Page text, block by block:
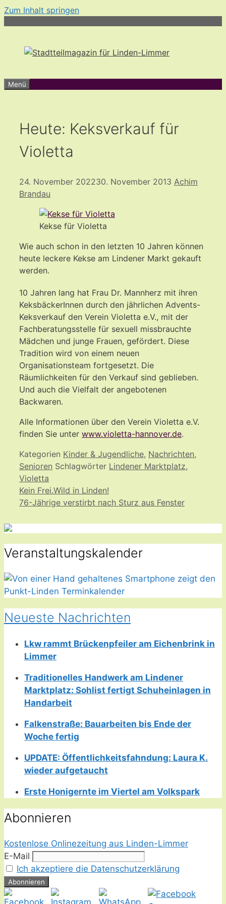
Zum Inhalt springen
Menü
Heute: Keksverkauf für
Violetta
24. November 202230. November 2013 Achim
Brandau
Kekse für Violetta
Wie auch schon in den letzten 10 Jahren können
heute leckere Kekse am Lindener Markt gekauft
werden.
10 Jahren lang hat Frau Dr. Mannherz mit ihren
KeksbäckerInnen durch den jährlichen Advents-
Keksverkauf den Verein Violetta e.V., mit der
Fachberatungsstelle für sexuell missbrauchte
Mädchen und junge Frauen, gefördert. Diese
Tradition wird von einem neuen
Organisationsteam fortgesetzt. Die
Räumlichkeiten für den Verkauf sind geblieben.
Und auch die Vielfalt der angebotenen
Backwaren.
Alle Informationen über den Verein Violetta e.V.
finden Sie unter www.violetta-hannover.de.
Kategorien Kinder & Jugendliche, Nachrichten,
Senioren Schlagwörter Lindener Marktplatz,
Violetta
Kein Frei.Wild in Linden!
76-Jährige verstirbt nach Sturz aus Fenster
Veranstaltungskalender
Neueste Nachrichten
Lkw rammt Brückenpfeiler am Eichenbrink in
Limmer
Traditionelles Handwerk am Lindener
Marktplatz: Sohlist fertigt Schuheinlagen in
Handarbeit
Falkenstraße: Bauarbeiten bis Ende der
Woche fertig
UPDATE: Öffentlichkeitsfahndung: Laura K.
wieder aufgetaucht
Erste Honigernte im Viertel am Volkspark
Abonnieren
Kostenlose Onlinezeitung aus Linden-Limmer
E-Mail
Ich akzeptiere die Datenschutzerklärung